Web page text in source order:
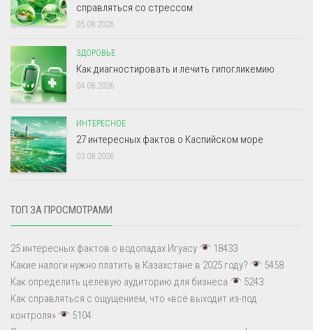
справляться со стрессом
05.08.2026
ЗДОРОВЬЕ
Как диагностировать и лечить гипогликемию
04.08.2026
ИНТЕРЕСНОЕ
27 интересных фактов о Каспийском море
03.08.2026
ТОП ЗА ПРОСМОТРАМИ
25 интересных фактов о водопадах Игуасу
18433
Какие налоги нужно платить в Казахстане в 2025 году?
5458
Как определить целевую аудиторию для бизнеса
5243
Как справляться с ощущением, что «всё выходит из-под
контроля»
5104